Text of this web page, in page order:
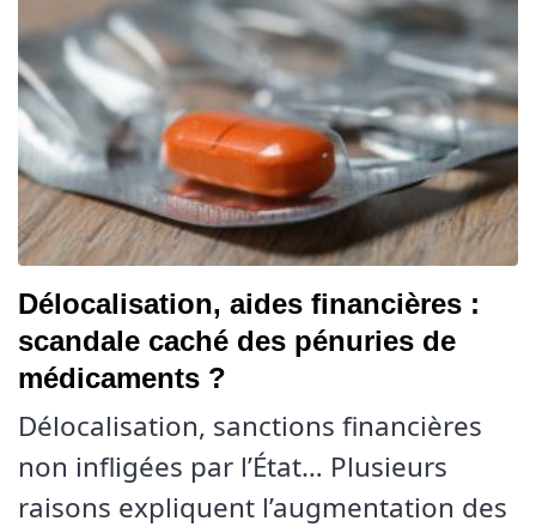
Délocalisation, aides financières :
scandale caché des pénuries de
médicaments ?
Délocalisation, sanctions financières
non infligées par l’État… Plusieurs
raisons expliquent l’augmentation des